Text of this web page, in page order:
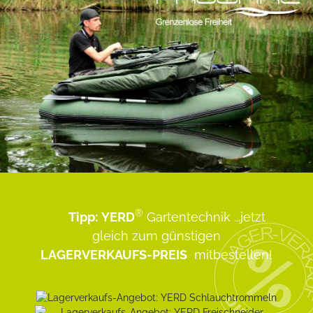
Tipp: YERD® Gartentechnik ...jetzt
gleich zum günstigen
LAGERVERKAUFS-PREIS mitbestellen!